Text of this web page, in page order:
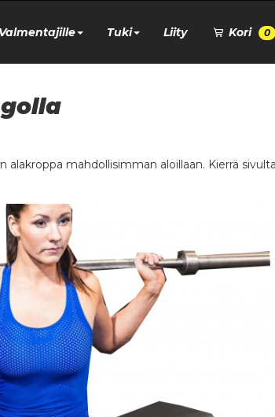
Valmentajille Tuki Liity Kori 0
mahdollisimman aloillaan. Kierrä